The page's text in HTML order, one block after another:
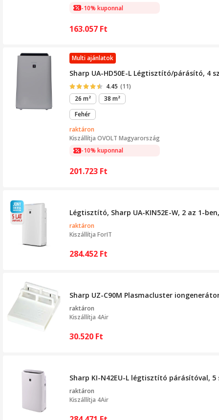
-10% kuponnal
163.057 Ft
Multi ajánlatok
Sharp UA-HD50E-L Légtisztító/párásító, 4
4.45 (11)
26 m²
38 m²
Fehér
raktáron
Kiszállítja OVOLT Magyarország
-10% kuponnal
201.723 Ft
Légtisztító, Sharp UA-KIN52E-W, 2 az 1-
raktáron
Kiszállítja ForIT
284.452 Ft
Sharp UZ-C90M Plasmacluster
raktáron
Kiszállítja 4Air
30.520 Ft
Sharp KI-N42EU-L légtisztító párásítóval,
raktáron
Kiszállítja 4Air